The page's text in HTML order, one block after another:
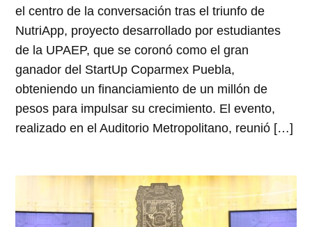
el centro de la conversación tras el triunfo de
NutriApp, proyecto desarrollado por estudiantes
de la UPAEP, que se coronó como el gran
ganador del StartUp Coparmex Puebla,
obteniendo un financiamiento de un millón de
pesos para impulsar su crecimiento. El evento,
realizado en el Auditorio Metropolitano, reunió […]